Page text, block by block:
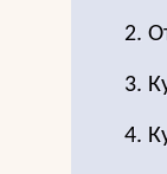
2.
3.
4.